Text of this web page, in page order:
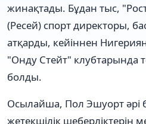
жинақтады. Бұдан тыс,
(Ресей) спорт директоры,
атқарды, кейіннен
"Онду Стейт" клубтарында
болды.
Осылайша, Пол Эшуорт әрі
жетекшілік шеберліктерін